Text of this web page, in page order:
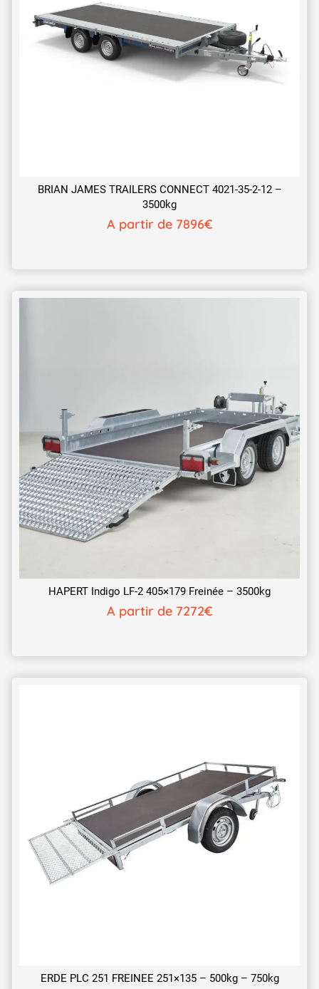
BRIAN JAMES TRAILERS CONNECT 4021-35-2-12 –
3500kg
A partir de 7896€
HAPERT Indigo LF-2 405×179 Freinée – 3500kg
A partir de 7272€
ERDE PLC 251 FREINEE 251×135 – 500kg – 750kg